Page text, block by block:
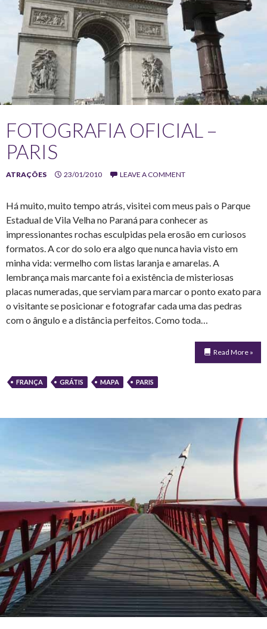
FOTOGRAFIA OFICIAL –
PARIS
ATRAÇÕES 23/01/2010 LEAVE A COMMENT
Há muito, muito tempo atrás, visitei com meus pais o Parque
Estadual de Vila Velha no Paraná para conhecer as
impressionantes rochas esculpidas pela erosão em curiosos
formatos. A cor do solo era algo que nunca havia visto em
minha vida: vermelho com listas laranja e amarelas. A
lembrança mais marcante foi a existência de misteriosas
placas numeradas, que serviam para marcar o ponto exato para
o visitante se posicionar e fotografar cada uma das pedras
com o ângulo e a distância perfeitos. Como toda…
Read More »
FRANÇA GRÁTIS MAPA PARIS